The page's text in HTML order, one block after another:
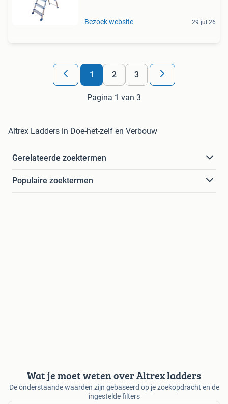
Bezoek website 29 jul 26
1 2 3
Pagina 1 van 3
Altrex Ladders in Doe-het-zelf en Verbouw
Gerelateerde zoektermen
Populaire zoektermen
Wat je moet weten over Altrex ladders
De onderstaande waarden zijn gebaseerd op je zoekopdracht en de
ingestelde filters